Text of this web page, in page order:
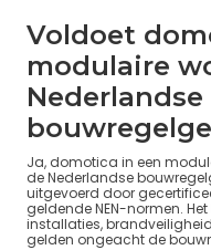
Voldoet
modulaire
Nederlandse
Ja, domotica in een
de Nederlandse
uitgevoerd door
geldende NEN-normen.
installaties,
gelden ongeacht de